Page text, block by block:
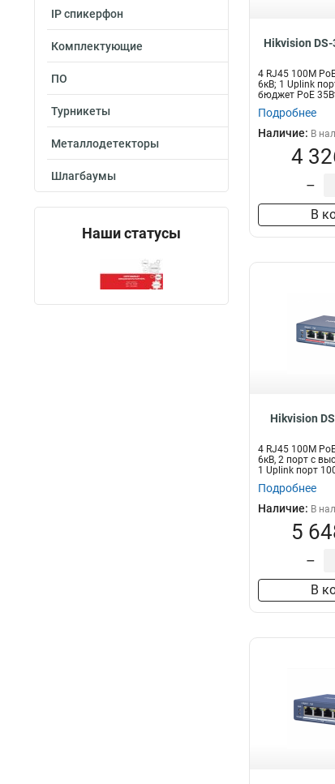
IP спикерфон
Комплектующие
ПО
Турникеты
Металлодетекторы
Шлагбаумы
Наши статусы
Hikvision
4 RJ45 100M
6кВ; 1 Uplink
бюджет PoE
Подробнее
Наличие: В
4
–
В
Hikvision
4 RJ45 100M
6кВ, 2 порт с
1 Uplink порт
Подробнее
Наличие: В
5
–
В